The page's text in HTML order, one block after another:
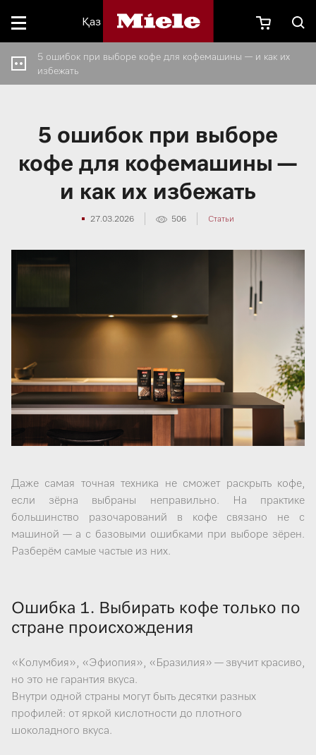
Қаз
5 ошибок при выборе кофе для кофемашины — и как их
избежать
5 ошибок при выборе
кофе для кофемашины —
и как их избежать
27.03.2026 506 Статьи
Даже самая точная техника не сможет раскрыть кофе,
если зёрна выбраны неправильно. На практике
большинство разочарований в кофе связано не с
машиной — а с базовыми ошибками при выборе зёрен.
Разберём самые частые из них.
Ошибка 1. Выбирать кофе только по
стране происхождения
«Колумбия», «Эфиопия», «Бразилия» — звучит красиво,
но это не гарантия вкуса.
Внутри одной страны могут быть десятки разных
профилей: от яркой кислотности до плотного
шоколадного вкуса.